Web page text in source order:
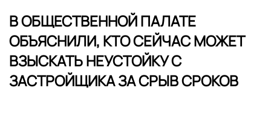
В ОБЩЕСТВЕННОЙ ПАЛАТЕ
ОБЪЯСНИЛИ, КТО СЕЙЧАС МОЖЕТ
ВЗЫСКАТЬ НЕУСТОЙКУ С
ЗАСТРОЙЩИКА ЗА СРЫВ СРОКОВ